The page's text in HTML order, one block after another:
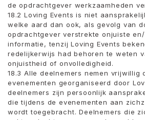
de opdrachtgever werkzaamheden
18.2 Loving Events is niet
welke aard dan ook, als gevolg van
opdrachtgever verstrekte onjuiste
informatie, tenzij Loving Events
redelijkerwijs had behoren te weten
onjuistheid of onvolledigheid.
18.3 Alle deelnemers nemen vrijwillig
evenementen georganiseerd door
deelnemers zijn persoonlijk
die tijdens de evenementen aan
wordt toegebracht. Deelnemers die